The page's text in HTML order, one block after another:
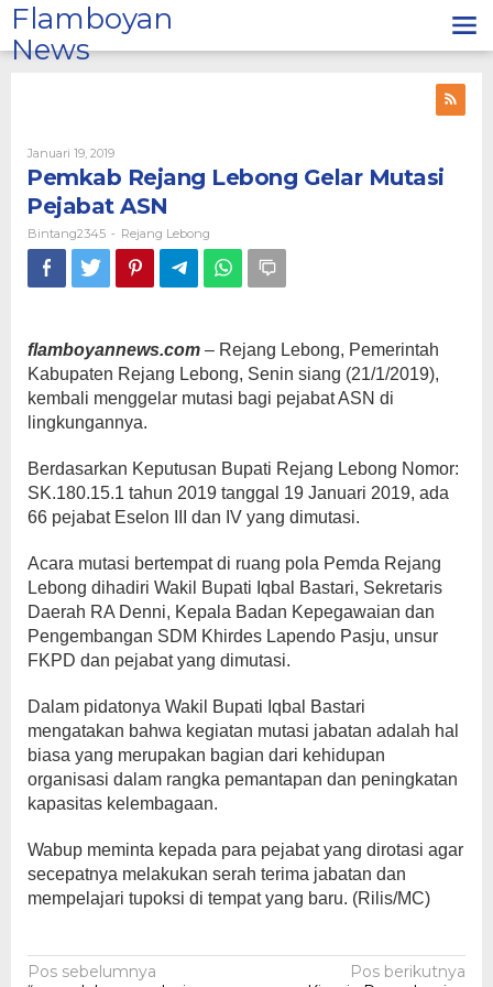
Lewati
ke
konten
Flamboyan
News
Januari 19, 2019Oleh
Bintang2345
Pemkab Rejang Lebong Gelar Mutasi
Pejabat ASN
Bintang2345 - Rejang Lebong
flamboyannews.com – Rejang Lebong, Pemerintah
Kabupaten Rejang Lebong, Senin siang (21/1/2019),
kembali menggelar mutasi bagi pejabat ASN di
lingkungannya.
Berdasarkan Keputusan Bupati Rejang Lebong Nomor:
SK.180.15.1 tahun 2019 tanggal 19 Januari 2019, ada
66 pejabat Eselon III dan IV yang dimutasi.
Acara mutasi bertempat di ruang pola Pemda Rejang
Lebong dihadiri Wakil Bupati Iqbal Bastari, Sekretaris
Daerah RA Denni, Kepala Badan Kepegawaian dan
Pengembangan SDM Khirdes Lapendo Pasju, unsur
FKPD dan pejabat yang dimutasi.
Dalam pidatonya Wakil Bupati Iqbal Bastari
mengatakan bahwa kegiatan mutasi jabatan adalah hal
biasa yang merupakan bagian dari kehidupan
organisasi dalam rangka pemantapan dan peningkatan
kapasitas kelembagaan.
Wabup meminta kepada para pejabat yang dirotasi agar
secepatnya melakukan serah terima jabatan dan
mempelajari tupoksi di tempat yang baru. (Rilis/MC)
Navigasi
Pos sebelumnya
Pos berikutnya